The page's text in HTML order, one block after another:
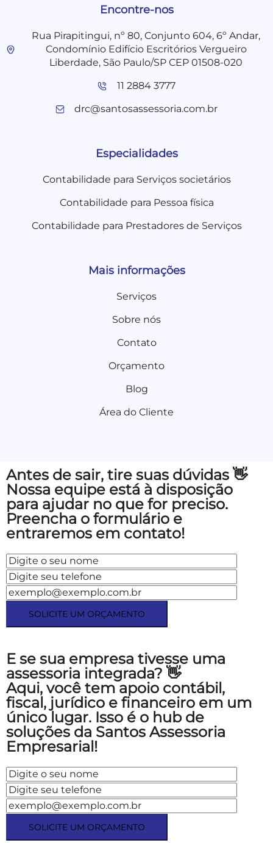
Encontre-nos
Rua Pirapitingui, nº 80, Conjunto 604, 6º Andar,
Condomínio Edifício Escritórios Vergueiro
Liberdade, São Paulo/SP CEP 01508-020
11 2884 3777
drc@santosassessoria.com.br
Especialidades
Contabilidade para Serviços societários
Contabilidade para Pessoa física
Contabilidade para Prestadores de Serviços
Mais informações
Serviços
Sobre nós
Contato
Orçamento
Blog
Área do Cliente
Antes de sair, tire suas dúvidas 👋
Nossa equipe está à disposição
para ajudar no que for preciso.
Preencha o formulário e
entraremos em contato!
E se sua empresa tivesse uma
assessoria integrada? 👋
Aqui, você tem apoio contábil,
fiscal, jurídico e financeiro em um
único lugar. Isso é o hub de
soluções da Santos Assessoria
Empresarial!